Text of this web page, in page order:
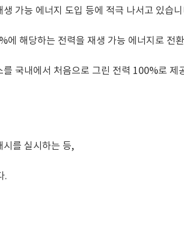
가능 에너지 도입 등에 적극 나서고 있습
해당하는 전력을 재생 가능 에너지로 전
국내에서 처음으로 그린 전력 100%로 제
시를 실시하는 등,
.